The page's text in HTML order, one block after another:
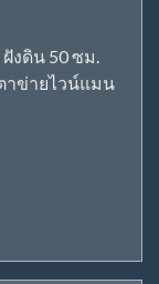
ฝังดิน 50 ซม.
าข่ายไวน์แมน